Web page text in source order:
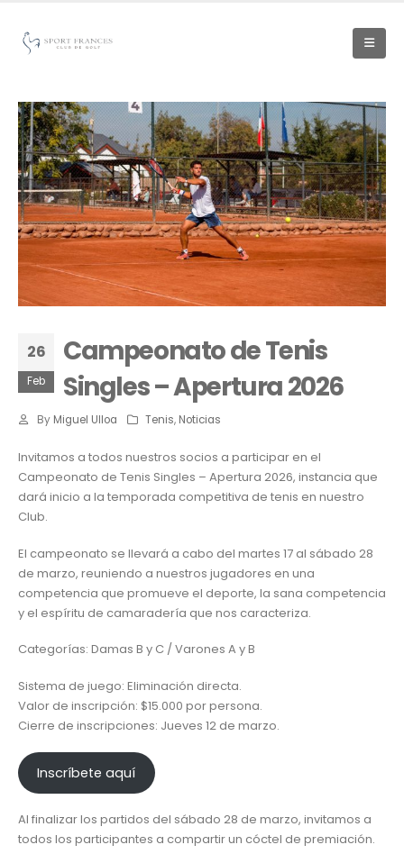
26
Feb
Campeonato de Tenis
Singles – Apertura 2026
By Miguel Ulloa Tenis, Noticias
Invitamos a todos nuestros socios a participar en el
Campeonato de Tenis Singles – Apertura 2026, instancia que
dará inicio a la temporada competitiva de tenis en nuestro
Club.
El campeonato se llevará a cabo del martes 17 al sábado 28
de marzo, reuniendo a nuestros jugadores en una
competencia que promueve el deporte, la sana competencia
y el espíritu de camaradería que nos caracteriza.
Categorías: Damas B y C / Varones A y B
Sistema de juego: Eliminación directa.
Valor de inscripción: $15.000 por persona.
Cierre de inscripciones: Jueves 12 de marzo.
Inscríbete aquí
Al finalizar los partidos del sábado 28 de marzo, invitamos a
todos los participantes a compartir un cóctel de premiación.